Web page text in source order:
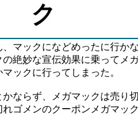
ク
、マックになどめったに行か
の絶妙な宣伝効果に乗ってメ
ックに行ってしまった。
かならず、メガマックは売り
れゴメンのクーポンメガマッ